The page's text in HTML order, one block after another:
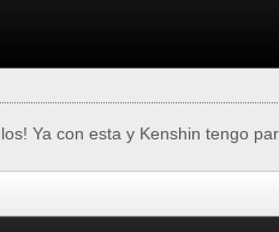
Ya con esta y Kenshin tengo